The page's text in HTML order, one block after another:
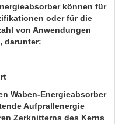
können für
oder für die
von Anwendungen
darunter:
Waben-Energieabsorber
Aufprallenergie
Zerknitterns des Kerns